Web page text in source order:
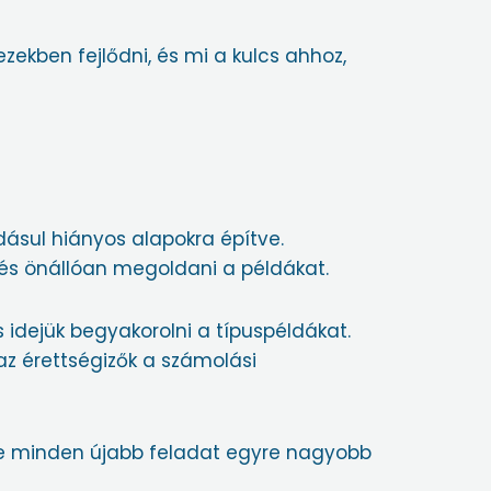
fejlődni, és mi a kulcs ahhoz,
hiányos alapokra építve.
önállóan megoldani a példákat.
begyakorolni a típuspéldákat.
érettségizők a számolási
minden újabb feladat egyre nagyobb